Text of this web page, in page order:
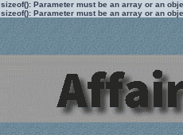
sizeof(): Parameter must be an array or an
sizeof(): Parameter must be an array or an